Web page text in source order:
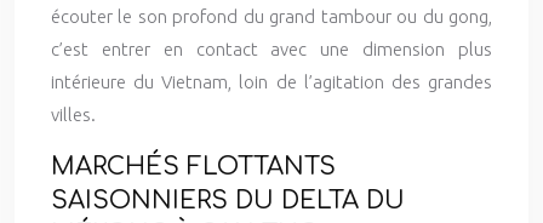
écouter le son profond du grand tambour ou du gong,
c’est entrer en contact avec une dimension plus
intérieure du Vietnam, loin de l’agitation des grandes
villes.
MARCHÉS FLOTTANTS
SAISONNIERS DU DELTA DU